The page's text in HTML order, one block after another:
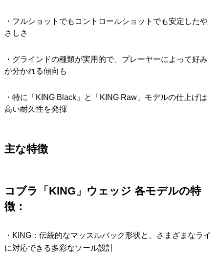
・フルショットでもコントロールショットでも安定したや
さしさ
・グラインドの種類が実用的で、プレーヤーによって好み
が分かれる傾向も
・特に「KING Black」と「KING Raw」モデルの仕上げは
高い耐久性を発揮
主な特徴
コブラ「KING」ウェッジ 各モデルの特
徴：
・KING：伝統的なマッスルバック形状と、さまざまなライ
に対応できる多彩なソール設計